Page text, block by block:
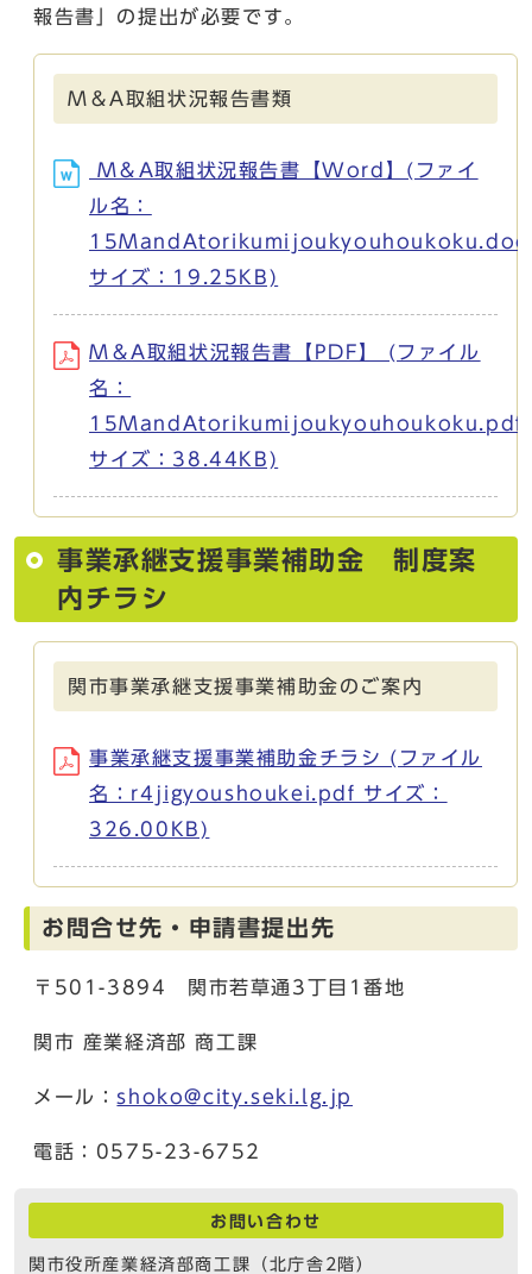
報告書」の提出が必要です。
M＆A取組状況報告書類
M＆A取組状況報告書【Word】(ファイ
ル名：
サイズ：19.25KB)
M＆A取組状況報告書【PDF】 (ファイル
名：
15MandAtorikumijoukyouhoukoku.pdf
サイズ：38.44KB)
事業承継支援事業補助金 制度案
内チラシ
関市事業承継支援事業補助金のご案内
事業承継支援事業補助金チラシ (ファイル
名：r4jigyoushoukei.pdf サイズ：
326.00KB)
お問合せ先・申請書提出先
〒501-3894 関市若草通3丁目1番地
関市 産業経済部 商工課
メール： shoko@city.seki.lg.jp
電話：0575-23-6752
お問い合わせ
関市役所産業経済部商工課（北庁舎2階）